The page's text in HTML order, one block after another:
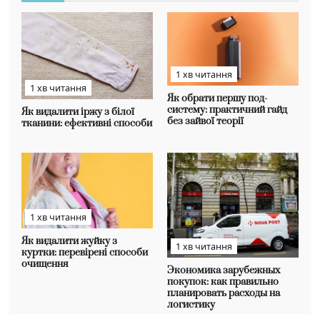
1 хв читання
Як видалити іржу з білої
тканини: ефективні способи
1 хв читання
Як обрати першу под-
систему: практичний гайд
без зайвої теорії
1 хв читання
Як видалити жуйку з
куртки: перевірені способи
очищення
1 хв читання
Экономика зарубежных
покупок: как правильно
планировать расходы на
логистику